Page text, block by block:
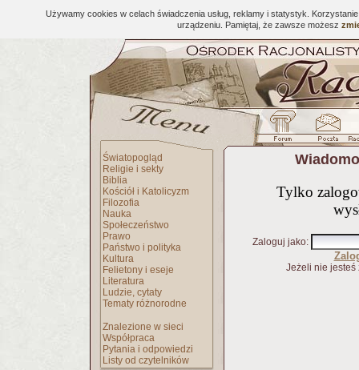
Używamy cookies w celach świadczenia usług, reklamy i statystyk.
urządzeniu. Pamiętaj, że zawsze możesz
Światopogląd
Religie i sekty
Biblia
Kościół i Katolicyzm
Filozofia
Nauka
Społeczeństwo
Prawo
Państwo i polityka
Kultura
Felietony i eseje
Literatura
Ludzie, cytaty
Tematy różnorodne
Znalezione w sieci
Współpraca
Pytania i odpowiedzi
Listy od czytelników
Tylko
Zaloguj jako:
Jeżeli nie